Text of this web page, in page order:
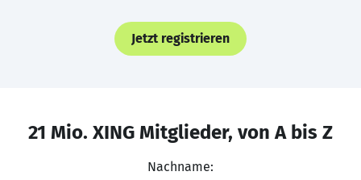
Jetzt registrieren
21 Mio. XING Mitglieder, von A bis Z
Nachname: